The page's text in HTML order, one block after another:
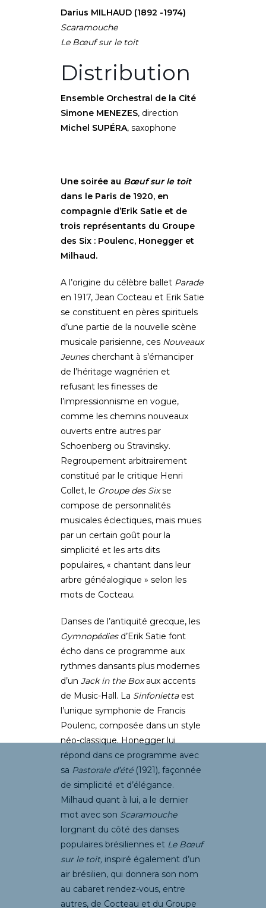
Darius MILHAUD (1892 -1974)
Scaramouche
Le Bœuf sur le toit
Distribution
Ensemble Orchestral de la Cité
Simone MENEZES, direction
Michel SUPÉRA, saxophone
Une soirée au Bœuf sur le toit
dans le Paris de 1920, en
compagnie d’Erik Satie et de
trois représentants du Groupe
des Six : Poulenc, Honegger et
Milhaud.
A l’origine du célèbre ballet Parade
en 1917, Jean Cocteau et Erik Satie
se constituent en pères spirituels
d’une partie de la nouvelle scène
musicale parisienne, ces Nouveaux
Jeunes cherchant à s’émanciper
de l’héritage wagnérien et
refusant les finesses de
l’impressionnisme en vogue,
comme les chemins nouveaux
ouverts entre autres par
Schoenberg ou Stravinsky.
Regroupement arbitrairement
constitué par le critique Henri
Collet, le Groupe des Sixse
compose de personnalités
musicales éclectiques, mais mues
par un certain goût pour la
simplicité et les arts dits
populaires, « chantant dans leur
arbre généalogique » selon les
mots de Cocteau.
Danses de l’antiquité grecque, les
Gymnopédiesd’Erik Satie font
écho dans ce programme aux
rythmes dansants plus modernes
d’un Jack in the Boxaux accents
de Music-Hall. La Sinfoniettaest
l’unique symphonie de Francis
Poulenc, composée dans un style
néo-classique. Honegger lui
répond dans ce programme avec
sa Pastorale d’été (1921), façonnée
de simplicité et d’élégance.
Milhaud quant à lui, a le dernier
mot avec son Scaramouche
lorgnant du côté des danses
populaires brésiliennes et Le Bœuf
sur le toit, inspiré également d’un
air brésilien, qui donnera son nom
au cabaret rendez-vous, entre
autres, de Cocteau et du Groupe